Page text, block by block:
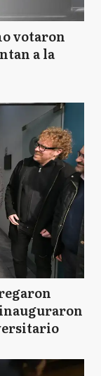
votaron
a la